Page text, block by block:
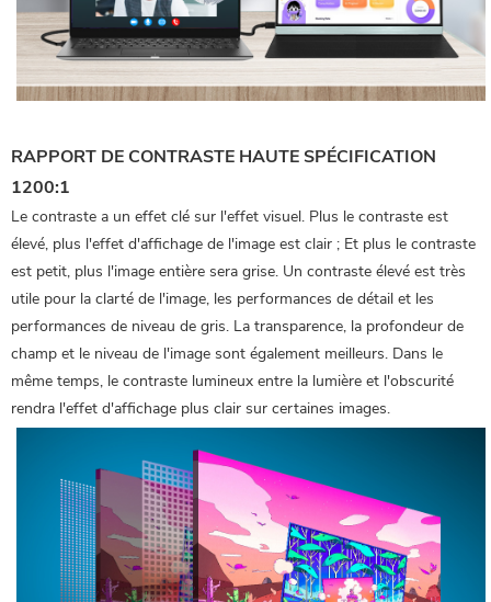
RAPPORT DE CONTRASTE HAUTE SPÉCIFICATION
1200:1
Le contraste a un effet clé sur l'effet visuel. Plus le contraste est
élevé, plus l'effet d'affichage de l'image est clair ; Et plus le contraste
est petit, plus l'image entière sera grise. Un contraste élevé est très
utile pour la clarté de l'image, les performances de détail et les
performances de niveau de gris. La transparence, la profondeur de
champ et le niveau de l'image sont également meilleurs. Dans le
même temps, le contraste lumineux entre la lumière et l'obscurité
rendra l'effet d'affichage plus clair sur certaines images.